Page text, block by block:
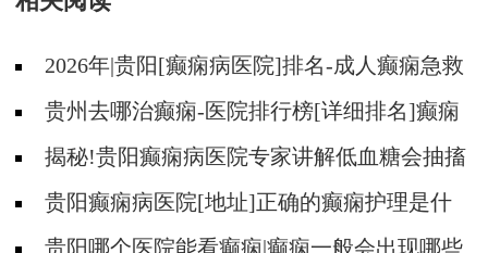
2026年|贵阳[癫痫病医院]排名-成人癫痫急救
措施护理
贵州去哪治癫痫-医院排行榜[详细排名]癫痫
病人可以吃什么食物?
揭秘!贵阳癫痫病医院专家讲解低血糖会抽搐
吗?贵阳癫痫病医院[地址]正确的癫痫护理是什